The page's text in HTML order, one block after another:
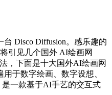
Disco Diffusion。感乐趣的
引见几个国外 AI绘画网
，下面是十大国外AI绘画网
于数字绘画、数字设想、
一款基于AI手艺的交互式